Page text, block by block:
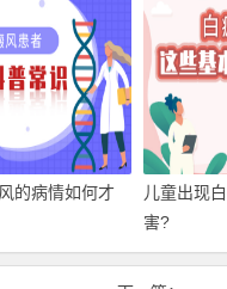
的病情如何才
儿童出现
害?